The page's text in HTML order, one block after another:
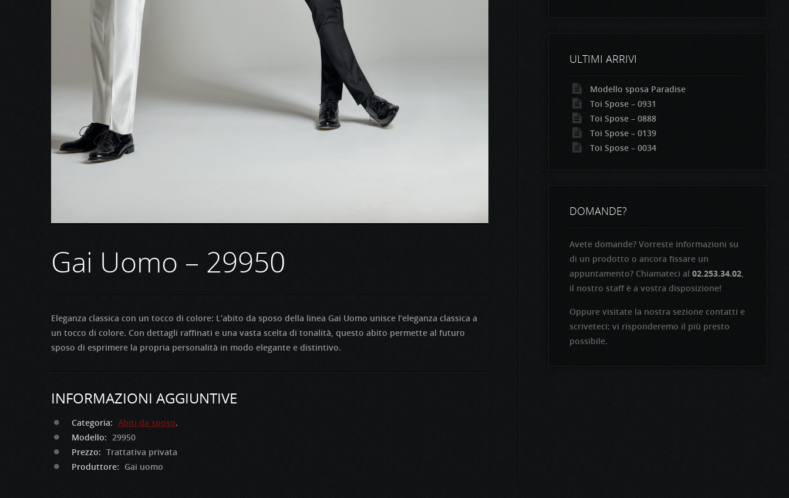
Gai Uomo – 29950
Eleganza classica con un tocco di colore: L’abito da sposo della linea Gai Uomo unisce l’eleganza classica a
un tocco di colore. Con dettagli raffinati e una vasta scelta di tonalità, questo abito permette al futuro
sposo di esprimere la propria personalità in modo elegante e distintivo.
INFORMAZIONI AGGIUNTIVE
Categoria: Abiti da sposo.
Modello: 29950
Prezzo: Trattativa privata
Produttore: Gai uomo
ULTIMI ARRIVI
Modello sposa Paradise
Toi Spose – 0931
Toi Spose – 0888
Toi Spose – 0139
Toi Spose – 0034
DOMANDE?
Avete domande? Vorreste informazioni su
di un prodotto o ancora fissare un
appuntamento? Chiamateci al 02.253.34.02,
il nostro staff è a vostra disposizione!
Oppure visitate la nostra sezione contatti e
scriveteci: vi risponderemo il più presto
possibile.